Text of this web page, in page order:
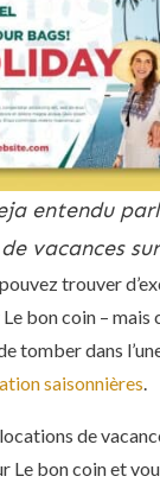
entendu
vacances
trouver
bon coin – mais
tomber dans
saisonnières.
de
Le bon coin et